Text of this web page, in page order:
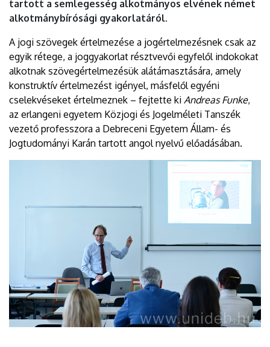
tartott a semlegesség alkotmányos elvének német
alkotmánybírósági gyakorlatáról.
A jogi szövegek értelmezése a jogértelmezésnek csak az
egyik rétege, a joggyakorlat résztvevői egyfelől indokokat
alkotnak szövegértelmezésük alátámasztására, amely
konstruktív értelmezést igényel, másfelől egyéni
cselekvéseket értelmeznek – fejtette ki Andreas Funke,
az erlangeni egyetem Közjogi és Jogelméleti Tanszék
vezető professzora a Debreceni Egyetem Állam- és
Jogtudományi Karán tartott angol nyelvű előadásában.